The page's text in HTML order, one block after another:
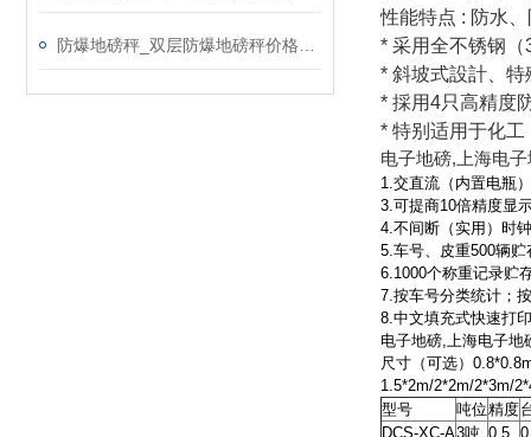
性能特点 : 防水
* 采用全不锈钢（
* 斜坡式設計、
* 採用4只高精度
* 特别适用于化
电子地磅,上海电
1.交直流（内置电瓶
3.可提商10倍精度显
4.不间断（实用）时
5.车号、皮重500辆
6.1000个称重记录贮
7.按车号分类统计；
8.中文填充式快速打
电子地磅,上海电子地
尺寸（可选）
1.5*2m/2*2m/2*3m/
型号
吨位精度
DCS-XC-A3吨 0.5